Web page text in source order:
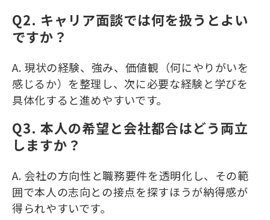
Q2. キャリア面談では何を扱うとよい
ですか？
A. 現状の経験、強み、価値観（何にやりがいを
感じるか）を整理し、次に必要な経験と学びを
具体化すると進めやすいです。
Q3. 本人の希望と会社都合はどう両立
しますか？
A. 会社の方向性と職務要件を透明化し、その範
囲で本人の志向との接点を探すほうが納得感が
得られやすいです。